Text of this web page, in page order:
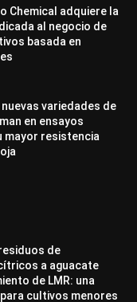
Chemical adquiere la
al negocio de
basada en
nuevas variedades de
en ensayos
mayor resistencia
de
a aguacate
de LMR: una
cultivos menores